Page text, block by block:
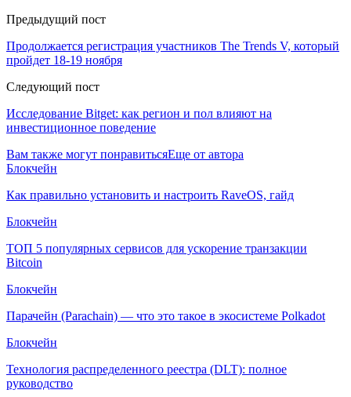
Предыдущий пост
Продолжается регистрация участников The Trends V, который
пройдет 18-19 ноября
Следующий пост
Исследование Bitget: как регион и пол влияют на
инвестиционное поведение
Вам также могут понравитьсяЕще от автора
Блокчейн
Как правильно установить и настроить RaveOS, гайд
Блокчейн
ТОП 5 популярных сервисов для ускорение транзакции
Bitcoin
Блокчейн
Парачейн (Parachain) — что это такое в экосистеме Polkadot
Блокчейн
Технология распределенного реестра (DLT): полное
руководство